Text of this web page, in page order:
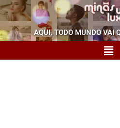
AQUI, TODO MUNDO VAI